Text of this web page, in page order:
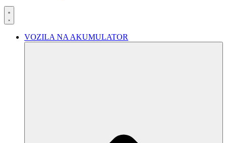
VOZILA NA AKUMULATOR